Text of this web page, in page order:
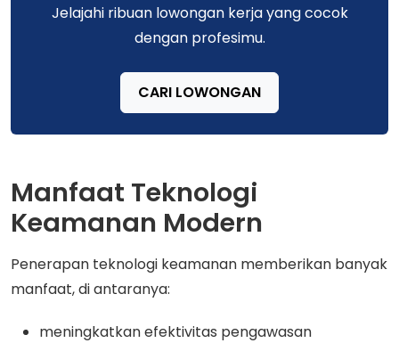
Jelajahi ribuan lowongan kerja yang cocok
dengan profesimu.
CARI LOWONGAN
Manfaat Teknologi
Keamanan Modern
Penerapan teknologi keamanan memberikan banyak
manfaat, di antaranya:
meningkatkan efektivitas pengawasan